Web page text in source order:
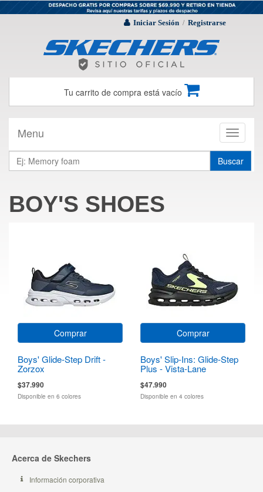
Iniciar Sesión / Registrarse
Tu carrito de compra está vacío
Toggle
Menu
Buscar
BOY'S SHOES
Comprar
Boys' Glide-Step Drift -
Zorzox
$37.990
Disponible en 6 colores
Comprar
Boys' Slip-Ins: Glide-Step
Plus - Vista-Lane
$47.990
Disponible en 4 colores
Acerca de Skechers
Información corporativa